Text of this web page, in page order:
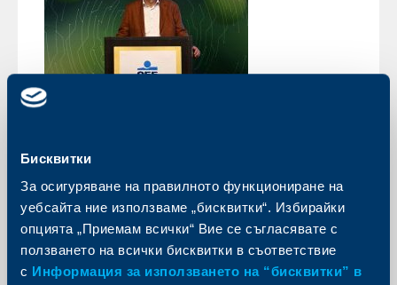
Бисквитки
За осигуряване на правилното функциониране на
уебсайта ние използваме „бисквитки“. Избирайки
опцията „Приемам всички“ Вие се съгласявате с
ползването на всички бисквитки в съответствие
с Информация за използването на “бисквитки” в
"ОББ за устойчив бизнес" във Варна
и региона - по-чиста среда, по-
висока ефективност и по-добро
бъдеще
08 юли 2025